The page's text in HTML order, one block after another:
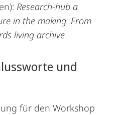
Research-hub a
in the making. From
living archive
und
für den Workshop